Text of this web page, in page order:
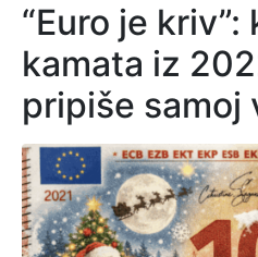
“Euro je
kamata iz
pripiše samoj